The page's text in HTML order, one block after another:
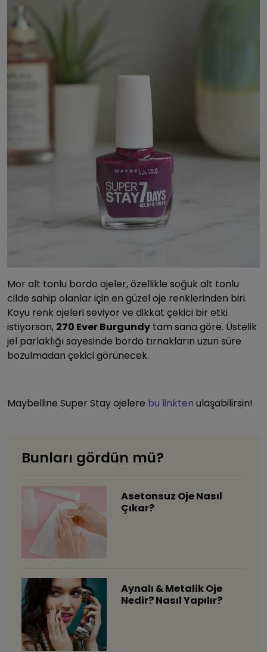
Mor alt tonlu bordo ojeler, özellikle soğuk alt tonlu
cilde sahip olanlar için en güzel oje renklerinden biri.
Koyu renk ojeleri seviyor ve dikkat çekici bir etki
istiyorsan, 270 Ever Burgundy tam sana göre. Üstelik
jel parlaklığı sayesinde bordo tırnakların uzun süre
bozulmadan çekici görünecek.
Maybelline Super Stay ojelere bu linkten ulaşabilirsin!
Bunları gördün mü?
Asetonsuz Oje Nasıl
Çıkar?
Aynalı & Metalik Oje
Nedir? Nasıl Yapılır?